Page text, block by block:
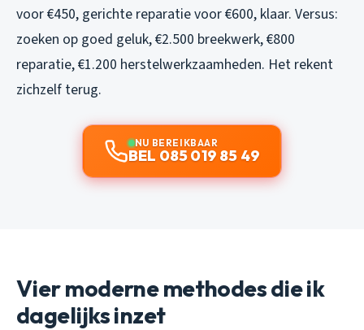
voor €450, gerichte reparatie voor €600, klaar. Versus:
zoeken op goed geluk, €2.500 breekwerk, €800
reparatie, €1.200 herstelwerkzaamheden. Het rekent
zichzelf terug.
NU BEREIKBAAR
BEL 085 019 85 49
Vier moderne methodes die ik
dagelijks inzet